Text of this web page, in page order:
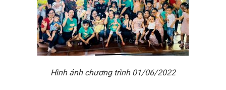
Hình ảnh chương trình 01/06/2022